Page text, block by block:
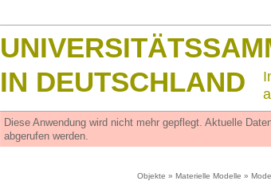
IN DEUTSCHLAND
Diese Anwendung wird nicht mehr gepflegt. Aktuelle
abgerufen werden.
Objekte » Materielle Modelle »